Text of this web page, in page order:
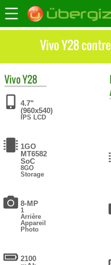
Vivo Y28
VivoY28
4.7"
(960x540)
IPS LCD
1GO
MT6582
SoC
8GO
Storage
8-MP
1
Arrière
Appareil
Photo
2100